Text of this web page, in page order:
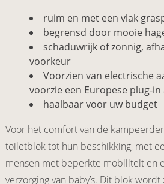
ruim en met een vlak
begrensd door mooie
schaduwrijk of zonnig,
voorkeur
Voorzien van electrische
voorzie een Europese plug-
haalbaar voor uw budget
Voor het comfort van de
toiletblok tot hun beschikking, met
mensen met beperkte mobiliteit en
verzorging van baby’s. Dit blok